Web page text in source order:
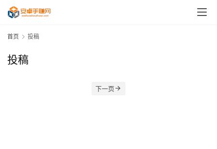
首页 投稿
投稿
下一页